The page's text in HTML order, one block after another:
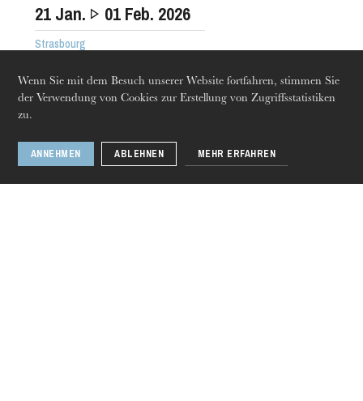
Wenn Sie mit dem Besuch unserer Website fortfahren, stimmen Sie
der Verwendung von Cookies zur Erstellung von Zugriffsstatistiken
zu.
ANNEHMEN ABLEHNEN MEHR ERFAHREN
21 Jan. 01 Feb. 2026
Strasbourg